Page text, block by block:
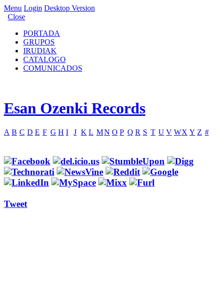
Menu Login Desktop Version
Close
PORTADA
GRUPOS
IRUDIAK
CATALOGO
COMUNICADOS
Esan Ozenki Records
A B C D E F G H I J K L MN O P Q R S T U V WX Y Z #
Tweet